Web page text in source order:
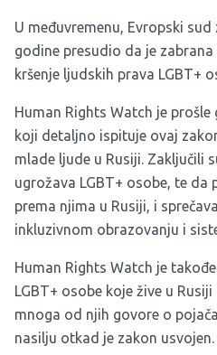
U međuvremenu, Evropski
godine presudio da je
kršenje ljudskih prava LGBT+
Human Rights Watch je
koji detaljno ispituje ovaj
mlade ljude u Rusiji. Zaključili
ugrožava LGBT+ osobe, te da
prema njima u Rusiji, i
inkluzivnom obrazovanju i
Human Rights Watch je
LGBT+ osobe koje žive u
mnoga od njih govore o
nasilju otkad je zakon usvojen.